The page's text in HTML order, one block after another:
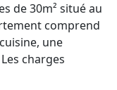
de 30m² situé au
comprend
une
charges